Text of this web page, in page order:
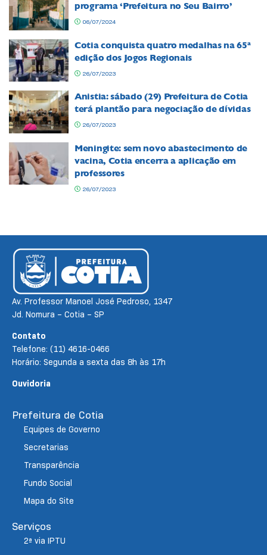
programa ‘Prefeitura no Seu Bairro’
06/07/2024
Cotia conquista quatro medalhas na 65ª
edição dos Jogos Regionais
26/07/2023
Anistia: sábado (29) Prefeitura de Cotia
terá plantão para negociação de dívidas
26/07/2023
Meningite: sem novo abastecimento de
vacina, Cotia encerra a aplicação em
professores
26/07/2023
Av. Professor Manoel José Pedroso, 1347
Jd. Nomura – Cotia – SP
Contato
Telefone: (11) 4616-0466
Horário: Segunda a sexta das 8h às 17h
Ouvidoria
Prefeitura de Cotia
Equipes de Governo
Secretarias
Transparência
Fundo Social
Mapa do Site
Serviços
2ª via IPTU